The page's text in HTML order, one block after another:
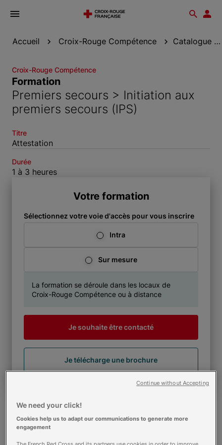
Ouvrir
Accueil Croix-Rouge Compétence Catalogue de formation
Croix-Rouge Compétence
Formation
Premiers secours > Initiation aux
premiers secours (IPS)
Titre
Attestation
Durée
1 à 3 heures
Votre formation
Sélectionnez votre voie d'accès pour vous inscrire
Intra
Sur mesure
La formation se déroule dans les locaux de
Croix-Rouge Compétence ou à distance
Je souhaite être contacté
Je télécharge une brochure
We need your click!
Cookies help us to adapt our communications to generate more
engagement
Continue without Accepting